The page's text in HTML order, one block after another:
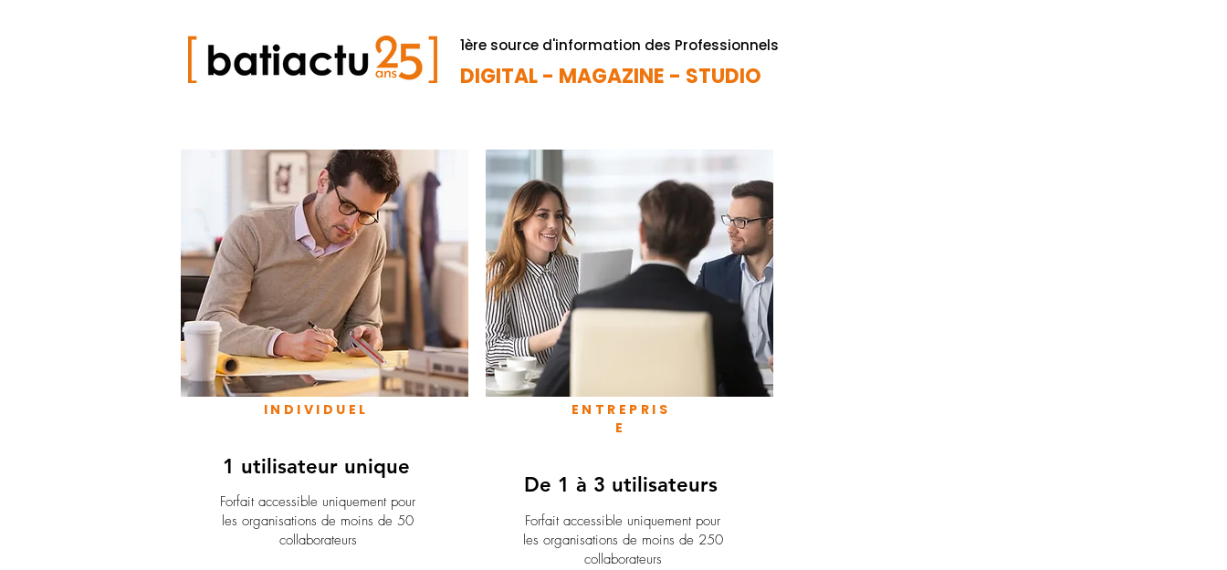
1ère source d'information des Professionnels
DIGITAL - MAGAZINE - STUDIO
INDIVIDUEL
1 utilisateur unique
​Forfait accessible uniquement pour
les organisations de moins de 50
collaborateurs
ENTREPRIS
E
De 1 à 3 utilisateurs
Forfait accessible uniquement pour
les organisations de moins de 250
collaborateurs